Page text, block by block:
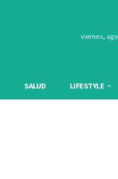
viernes,
SALUD LIFESTYLE